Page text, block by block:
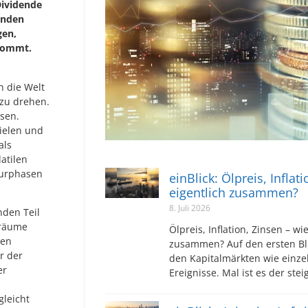
die Welt
drehen.
und
Teil
der
einBlick: Ölpreis,
eigentlich zusammen?
8. Juli 2026
Ölpreis, Inflation, Zinsen –
zusammen? Auf den ersten
den Kapitalmärkten wie
Ereignisse. Mal ist es der